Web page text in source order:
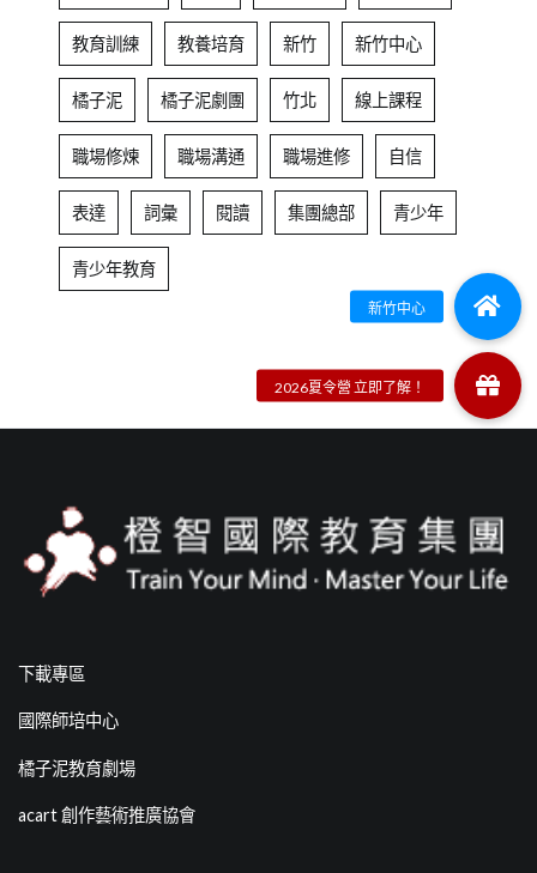
教育訓練 教養培育 新竹 新竹中心
橘子泥 橘子泥劇團 竹北 線上課程
職場修煉 職場溝通 職場進修 自信
表達 詞彙 閱讀 集團總部 青少年
青少年教育
下載專區
國際師培中心
橘子泥教育劇場
acart 創作藝術推廣協會